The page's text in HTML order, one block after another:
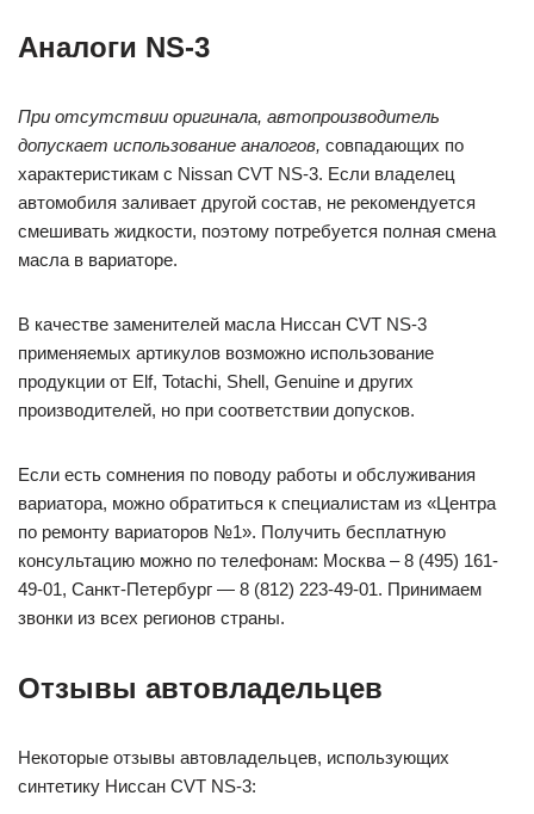
Аналоги NS-3
При отсутствии оригинала, автопроизводитель
допускает использование аналогов, совпадающих по
характеристикам с Nissan CVT NS-3. Если владелец
автомобиля заливает другой состав, не рекомендуется
смешивать жидкости, поэтому потребуется полная смена
масла в вариаторе.
В качестве заменителей масла Ниссан CVT NS-3
применяемых артикулов возможно использование
продукции от Elf, Totachi, Shell, Genuine и других
производителей, но при соответствии допусков.
Если есть сомнения по поводу работы и обслуживания
вариатора, можно обратиться к специалистам из «Центра
по ремонту вариаторов №1». Получить бесплатную
консультацию можно по телефонам: Москва – 8 (495) 161-
49-01, Санкт-Петербург — 8 (812) 223-49-01. Принимаем
звонки из всех регионов страны.
Отзывы автовладельцев
Некоторые отзывы автовладельцев, использующих
синтетику Ниссан CVT NS-3: